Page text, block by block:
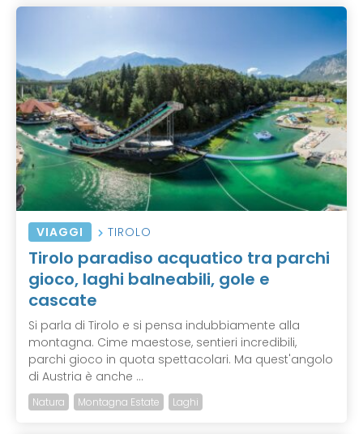
VIAGGI TIROLO
Tirolo paradiso acquatico tra parchi
gioco, laghi balneabili, gole e
cascate
Si parla di Tirolo e si pensa indubbiamente alla
montagna. Cime maestose, sentieri incredibili,
parchi gioco in quota spettacolari. Ma quest'angolo
di Austria è anche ...
Natura Montagna Estate Laghi